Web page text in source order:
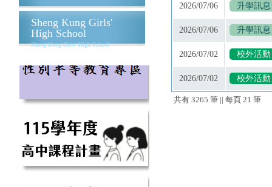
Sheng Kung Girls'
High School
Sheng Kung Girls' High School
2026/07/06 升學訊息
2026/07/06 升學訊息
2026/07/02 校外活動
2026/07/02 校外活動
共有 3265 筆 || 每頁 21 筆